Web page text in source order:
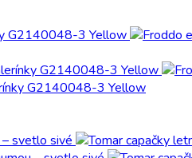
G2140048-3 Yellow